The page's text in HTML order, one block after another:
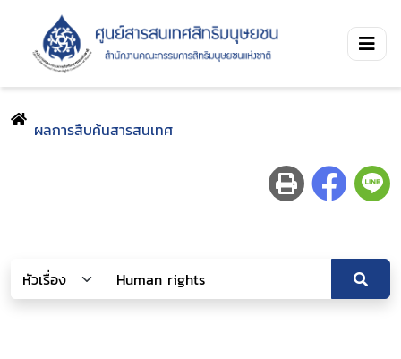
ผลการสืบค้นสารสนเทศ